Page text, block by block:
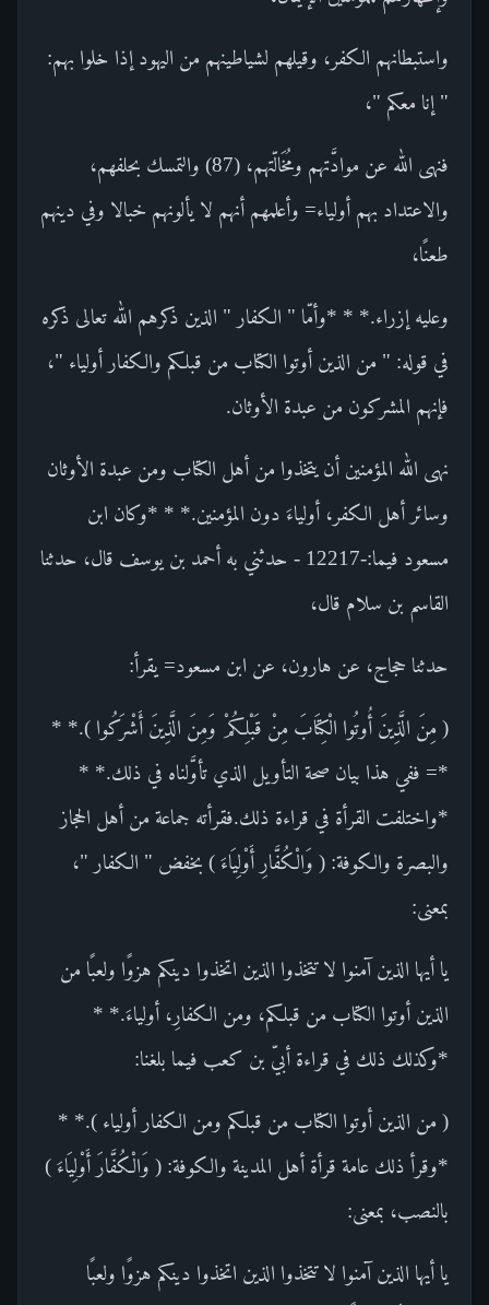
واستبطانهم الكفر، وقيلهم لشياطينهم من اليهود إذا خلوا بهم:
" إنا معكم "،
فنهى الله عن موادَّتهم ومُخَالّتهم، (87) والتمسك بحلفهم،
والاعتداد بهم أولياء= وأعلمهم أنهم لا يألونهم خبالا وفي دينهم
طعنًا،
وعليه إزراء.* * *وأمّا " الكفار " الذين ذكرهم الله تعالى ذكره
في قوله: " من الذين أوتوا الكتاب من قبلكم والكفار أولياء "،
فإنهم المشركون من عبدة الأوثان.
نهى الله المؤمنين أن يتخذوا من أهل الكتاب ومن عبدة الأوثان
وسائر أهل الكفر، أولياءَ دون المؤمنين.* * *وكان ابن
مسعود فيما:-12217 - حدثني به أحمد بن يوسف قال، حدثنا
القاسم بن سلام قال،
حدثنا حجاج، عن هارون، عن ابن مسعود= يقرأ:
( مِنَ الَّذِينَ أُوتُوا الْكِتَابَ مِنْ قَبْلِكُمْ وَمِنَ الَّذِينَ أَشْرَكُوا ).* *
*= ففي هذا بيان صحة التأويل الذي تأوَّلناه في ذلك.* *
*واختلفت القرأة في قراءة ذلك.فقرأته جماعة من أهل الحجاز
والبصرة والكوفة: ( وَالْكُفَّارِ أَوْلِيَاءَ ) بخفض " الكفار "،
بمعنى:
يا أيها الذين آمنوا لا تتخذوا الذين اتخذوا دينكم هزوًا ولعبًا من
الذين أوتوا الكتاب من قبلكم، ومن الكفارِ، أولياءَ.* *
*وكذلك ذلك في قراءة أبيّ بن كعب فيما بلغنا:
( من الذين أوتوا الكتاب من قبلكم ومن الكفار أولياء ).* *
*وقرأ ذلك عامة قرأة أهل المدينة والكوفة: ( وَالْكُفَّارَ أَوْلِيَاءَ )
بالنصب، بمعنى:
يا أيها الذين آمنوا لا تتخذوا الذين اتخذوا دينكم هزوًا ولعبًا